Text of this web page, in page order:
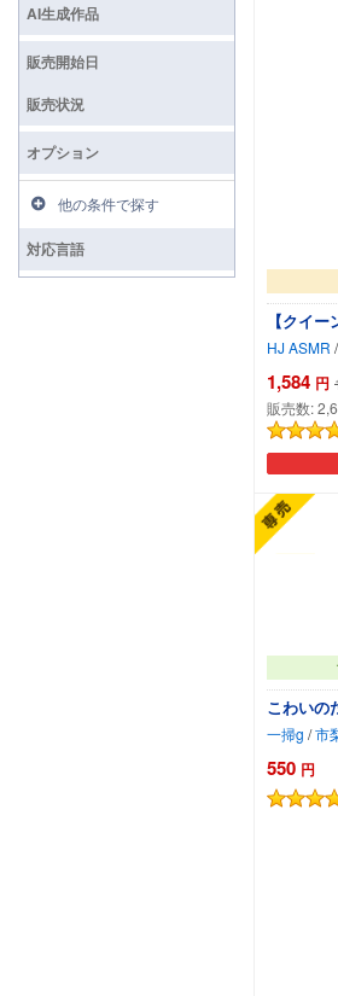
【クイ
HJ ASMR /
1,584 円
販売数:
こわいの
一掃g /市
550 円
AI生成作品
販売開始日
販売状況
オプション
他の条件で探す
対応言語